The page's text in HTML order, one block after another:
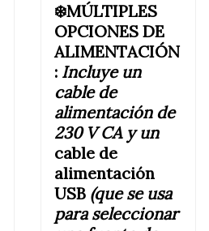
❄️MÚLTIPLES
OPCIONES DE
ALIMENTACIÓN
: Incluye un
cable de
alimentación de
230 V CA y un
cable de
alimentación
USB (que se usa
para seleccionar